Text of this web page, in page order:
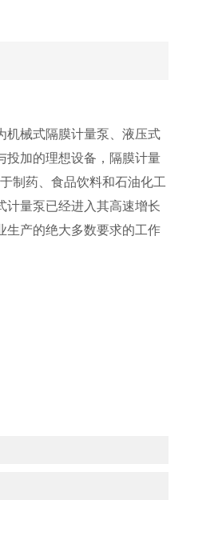
机械式隔膜计量泵、液压式
投加的理想设备，隔膜计量
制药、食品饮料和石油化工
量泵已经进入其高速增长
生产的绝大多数要求的工作